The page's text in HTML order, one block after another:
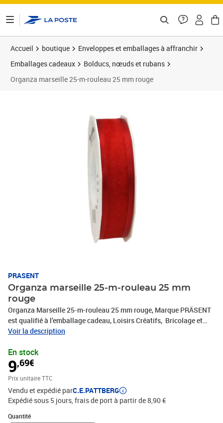
Accueil boutique
Enveloppes et emballages à affranchir
Emballages cadeaux
Bolducs, nœuds et rubans
Organza marseille 25-m-rouleau 25 mm rouge
PRASENT
Organza marseille 25-m-rouleau 25 mm
rouge
Organza Marseille 25-m-rouleau 25 mm rouge, Marque PRÄSENT
est qualifié à l’emballage cadeau, Loisirs Créatifs, Bricolage et
tous vos projets DIY. Le ruban décoratif est produit en Allemagne
cadeau est parfait pour les différents thèmes de commerces et
occasions, comme Noël, anniversaire, mariage, Saint-Valentin ou
Pâques. Laissez-vous inspirer de la diversité de produits de
C.E.PATTBERG et constatez par vous-même les nombreux
avantages de la qualité fabriqué en Allemagne.
Voir la description
En stock
9,69€
Prix unitaire TTC
Vendu et expédié parC.E.PATTBERG
Expédié sous 5 jours, frais de port à partir de 8,90 €
Quantité
Quantité : 1